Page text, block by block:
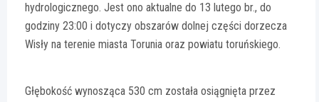
hydrologicznego. Jest ono aktualne do 13 lutego br., do
godziny 23:00 i dotyczy obszarów dolnej części dorzecza
Wisły na terenie miasta Torunia oraz powiatu toruńskiego.
Głębokość wynosząca 530 cm została osiągnięta przez